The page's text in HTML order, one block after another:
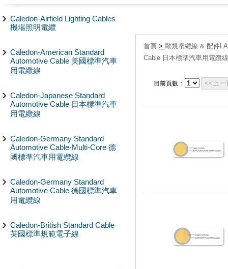
Caledon-Airfield Lighting Cables
機場照明電纜
Caledon-American Standard
Automotive Cable 美國標準汽車
用電纜線
Caledon-Japanese Standard
Automotive Cable 日本標準汽車
用電纜線
Caledon-Germany Standard
Automotive Cable-Multi-Core 德
國標準汽車用電纜線
Caledon-Germany Standard
Automotive Cable 德國標準汽車
用電纜線
Caledon-British Standard Cable
英國標準規範電子線
首頁 > 歐規電纜線 & 配件
Cable 日本標準汽車用電纜線
目前頁數： <<上一